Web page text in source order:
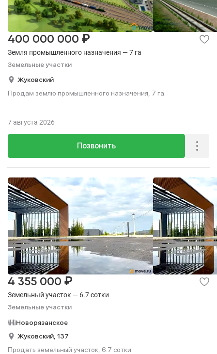
Земля промышленного назначения — 7 га
Земельные участки
400 000 000 ₽
Жуковский
Продам землю промышленного назначения, 7 га.
Позвонить
7 августа 2026
Земельный участок — 6.7 сотки
Земельные участки
4 355 000 ₽
Новорязанское
Жуковский, 137
Продать земельный участок, 6.7 сотки.